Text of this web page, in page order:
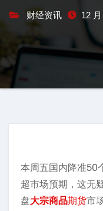
财经资讯 12
本周五国内降准50
超市场预期，这无
盘大宗商品期货市